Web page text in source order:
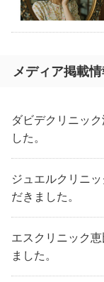
メディア掲載情
ダビデクリニッ
した。
ジュエルクリニ
だきました。
エスクリニック
ました。